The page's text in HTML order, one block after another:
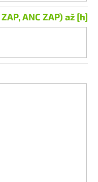
ANC ZAP) až [h]